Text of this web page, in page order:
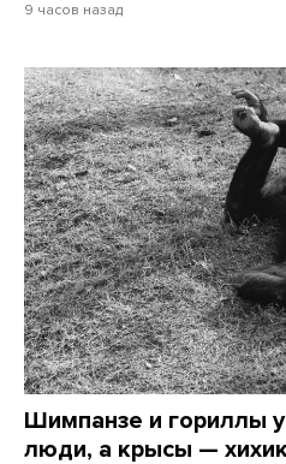
9 часов назад
Шимпанзе и гориллы
люди, а крысы —